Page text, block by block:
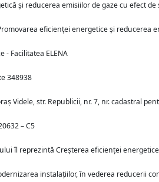
și reducerea emisiilor de gaze cu efect de
eficienței energetice și reducerea
- Facilitatea ELENA
348938
Videle, str. Republicii, nr. 7, nr. cadastral
– C5
îl reprezintă Creșterea eficienței
instalațiilor, în vederea reducerii